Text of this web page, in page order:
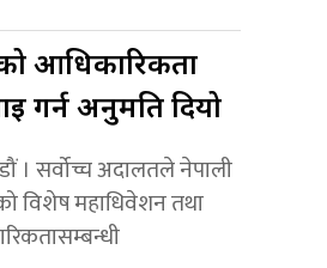
आधिकारिकता
गर्न अनुमति दियो
। सर्वोच्च अदालतले नेपाली
विशेष महाधिवेशन तथा